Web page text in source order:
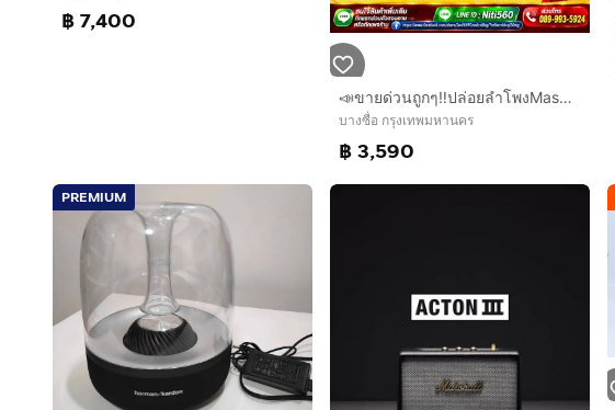
฿ 7,400
📣ขายด่วนถูกๆ‼️ปล่อยลำโพงMashallแท้3,590บาทเชื่อมต่อคอมได้ สนใจโทร0899935924
บางซื่อ กรุงเทพมหานคร
฿ 3,590
PREMIUM